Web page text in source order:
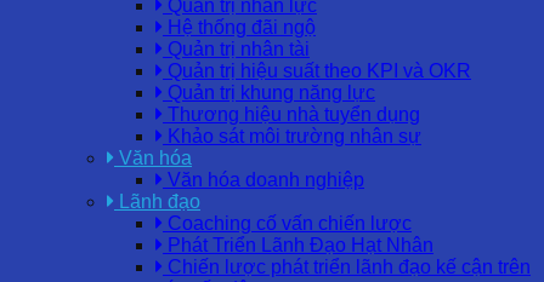
Quản trị nhân lực
Hệ thống đãi ngộ
Quản trị nhân tài
Quản trị hiệu suất theo KPI và OKR
Quản trị khung năng lực
Thương hiệu nhà tuyển dụng
Khảo sát môi trường nhân sự
Văn hóa
Văn hóa doanh nghiệp
Lãnh đạo
Coaching cố vấn chiến lược
Phát Triển Lãnh Đạo Hạt Nhân
Chiến lược phát triển lãnh đạo kế cận trên